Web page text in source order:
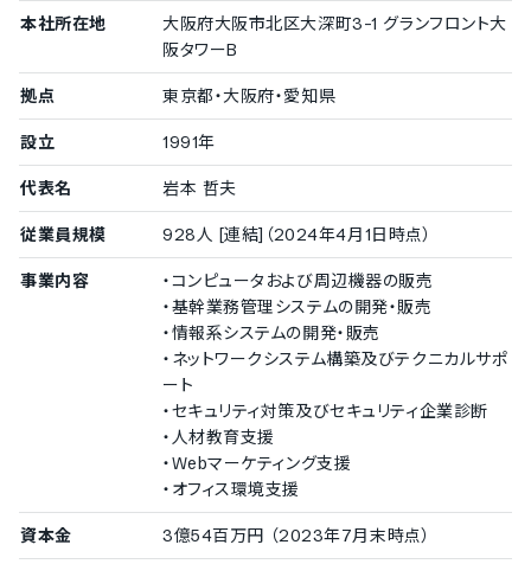
小規模企業の導入実績
従業員数20名未満の企業を小規模企業としてご紹介しています。
株式会社ワイズフリー
導入実績（企業規模不明）
従業員数の確認が取れなかった企業をご紹介しています。
株式会社マルヒサ/ 株式会社夢・八天/有限会社ムーブ
株式会社エナレッジ
本社所在地
大阪府大阪市北区大深町3-1 グランフロント大
阪タワーB
拠点 東京都・大阪府・愛知県
設立 1991年
代表名 岩本 哲夫
従業員規模 928人 [連結]（2024年4月1日時点）
事業内容
・コンピュータおよび周辺機器の販売
・基幹業務管理システムの開発・販売
・情報系システムの開発・販売
・ネットワークシステム構築及びテクニカルサポ
ート
・セキュリティ対策及びセキュリティ企業診断
・人材教育支援
・Webマーケティング支援
・オフィス環境支援
資本金 3億54百万円 （2023年7月末時点）